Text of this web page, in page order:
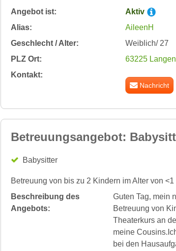
Angebot ist:
Aktiv
Alias:
AileenH
Geschlecht / Alter:
Weiblich/ 27
PLZ Ort:
63225 Langen
Kontakt:
Nachricht
Betreuungsangebot:
Babysitter
Betreuung von bis zu 2 Kindern im Alter von
Beschreibung des
Angebots:
Guten Tag, mein
Betreuung von
Theaterkurs an
meine
bei den